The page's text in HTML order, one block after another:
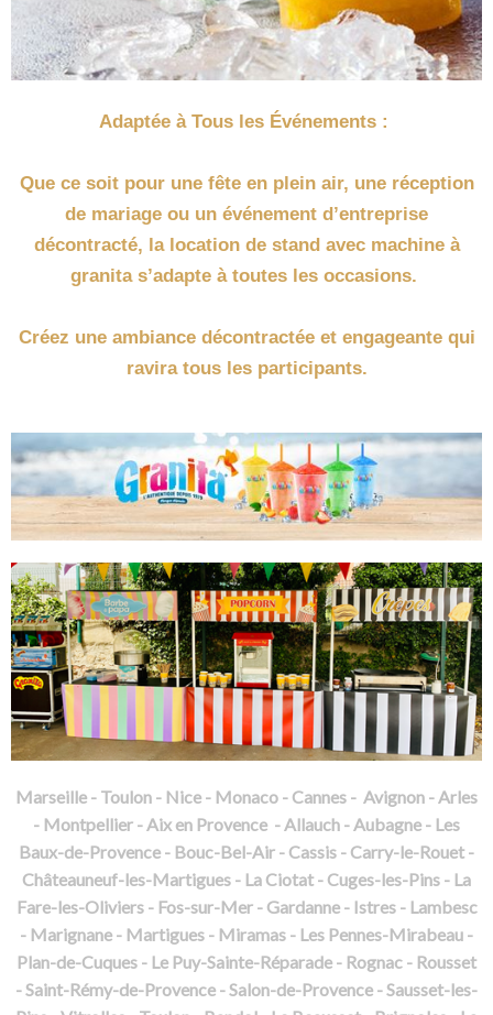
Adaptée à Tous les Événements :
Que ce soit pour une fête en plein air, une réception
de mariage ou un événement d’entreprise
décontracté, la location de stand avec machine à
granita s’adapte à toutes les occasions.
Créez une ambiance décontractée et engageante qui
ravira tous les participants.
Marseille - Toulon - Nice - Monaco - Cannes - Avignon - Arles
- Montpellier - Aix en Provence - Allauch - Aubagne - Les
Baux-de-Provence - Bouc-Bel-Air - Cassis - Carry-le-Rouet -
Châteauneuf-les-Martigues - La Ciotat - Cuges-les-Pins - La
Fare-les-Oliviers - Fos-sur-Mer - Gardanne - Istres - Lambesc
- Marignane - Martigues - Miramas - Les Pennes-Mirabeau -
Plan-de-Cuques - Le Puy-Sainte-Réparade - Rognac - Rousset
- Saint-Rémy-de-Provence - Salon-de-Provence - Sausset-les-